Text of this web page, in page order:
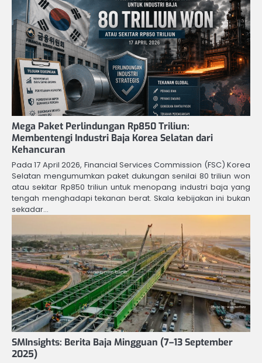
Mega Paket Perlindungan Rp850 Triliun:
Membentengi Industri Baja Korea Selatan dari
Kehancuran
Pada 17 April 2026, Financial Services Commission (FSC) Korea
Selatan mengumumkan paket dukungan senilai 80 triliun won
atau sekitar Rp850 triliun untuk menopang industri baja yang
tengah menghadapi tekanan berat. Skala kebijakan ini bukan
sekadar…
SMInsights: Berita Baja Mingguan (7–13 September
2025)